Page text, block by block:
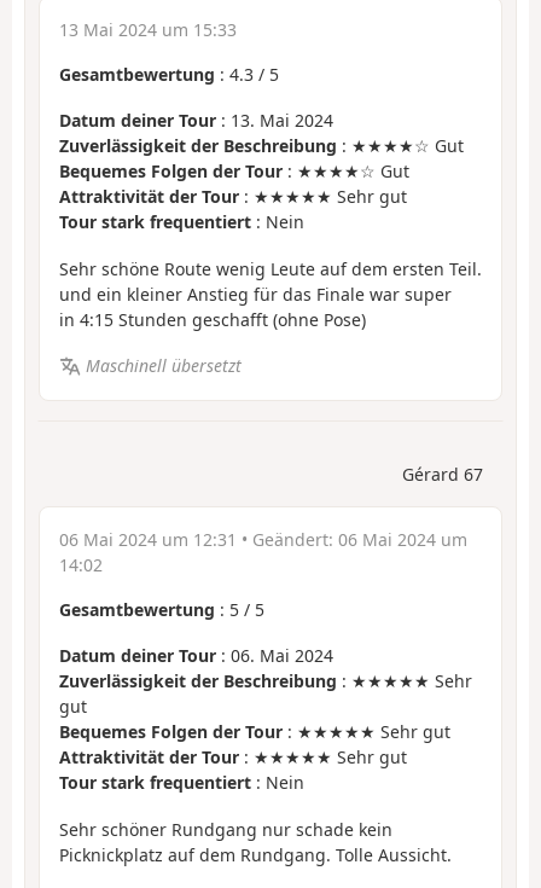
13 Mai 2024 um 15:33
Gesamtbewertung : 4.3 / 5
Datum deiner Tour : 13. Mai 2024
Zuverlässigkeit der Beschreibung : ★★★★☆ Gut
Bequemes Folgen der Tour : ★★★★☆ Gut
Attraktivität der Tour : ★★★★★ Sehr gut
Tour stark frequentiert : Nein
Sehr schöne Route wenig Leute auf dem ersten Teil.
und ein kleiner Anstieg für das Finale war super
in 4:15 Stunden geschafft (ohne Pose)
Maschinell übersetzt
Gérard 67
06 Mai 2024 um 12:31 • Geändert: 06 Mai 2024 um
14:02
Gesamtbewertung : 5 / 5
Datum deiner Tour : 06. Mai 2024
Zuverlässigkeit der Beschreibung : ★★★★★ Sehr
gut
Bequemes Folgen der Tour : ★★★★★ Sehr gut
Attraktivität der Tour : ★★★★★ Sehr gut
Tour stark frequentiert : Nein
Sehr schöner Rundgang nur schade kein
Picknickplatz auf dem Rundgang. Tolle Aussicht.